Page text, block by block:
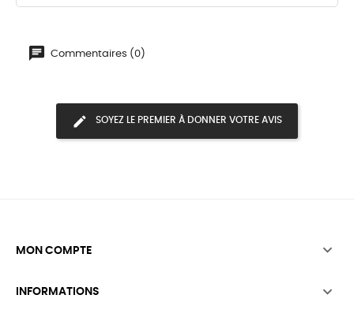
Commentaires (0)
SOYEZ LE PREMIER À DONNER VOTRE AVIS
MON COMPTE 
INFORMATIONS 